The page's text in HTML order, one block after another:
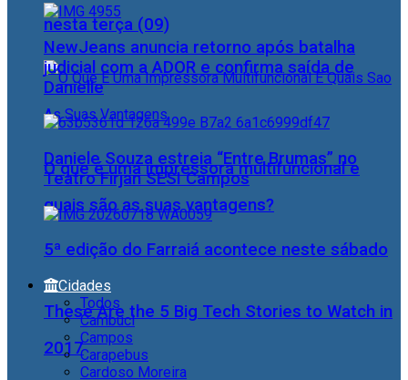
nesta terça (09)
O que é uma impressora multifuncional e
quais são as suas vantagens?
These Are the 5 Big Tech Stories to Watch in
2017
NewJeans anuncia retorno após batalha
judicial com a ADOR e confirma saída de
Danielle
Daniele Souza estreia “Entre Brumas” no
Teatro Firjan SESI Campos
5ª edição do Farraiá acontece neste sábado
Cidades
Todos
Cambuci
Campos
Carapebus
Cardoso Moreira